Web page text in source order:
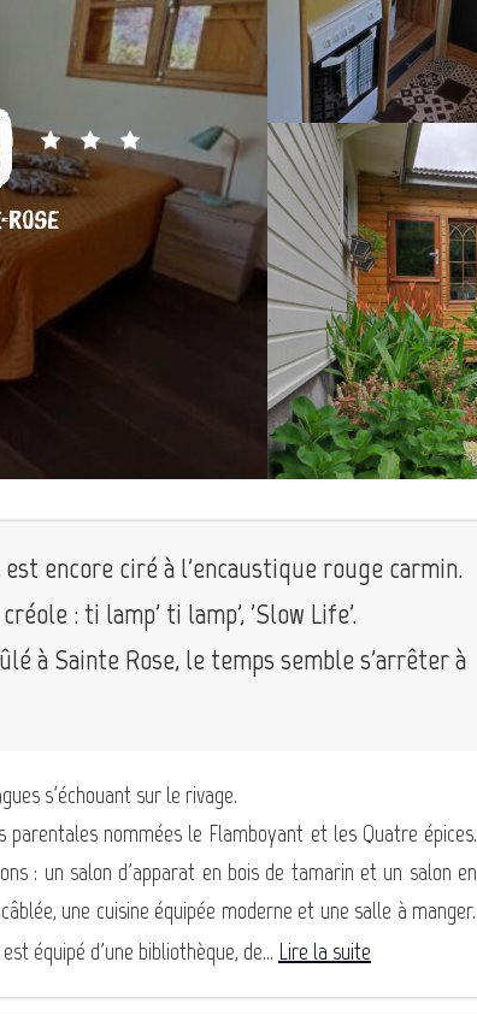
ROSE
encore ciré à l'encaustique rouge carmin.
: ti lamp' ti lamp', 'Slow Life'.
à Sainte Rose, le temps semble s'arrêter à
s'échouant sur le rivage.
nommées le Flamboyant et les Quatre épices.
: un salon d'apparat en bois de tamarin et un salon en
une cuisine équipée moderne et une salle à manger.
équipé d'une bibliothèque, de... Lire la suite